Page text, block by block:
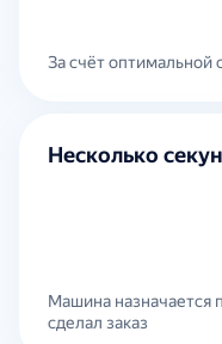
За счёт
Несколько
Машина назначается
сделал заказ